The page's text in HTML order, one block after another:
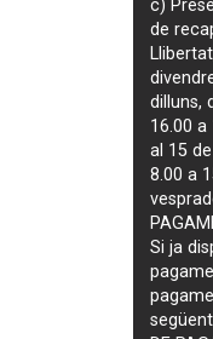
c)
de
dilluns,
16.00 a
al 15
8.00 a
Si ja